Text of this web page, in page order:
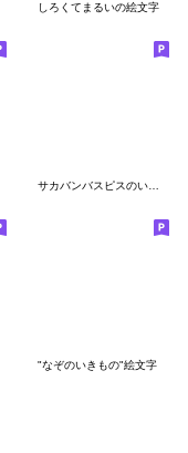
しろくてまるいの絵文字
サカバンバスピスのいる生活 絵文字2
"なぞのいきもの"絵文字